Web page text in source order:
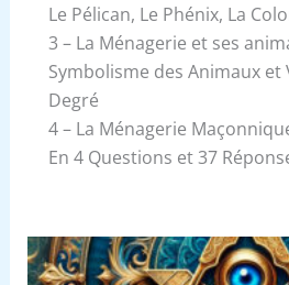
Le Pélican, Le Phénix, La
3 – La Ménagerie et ses
Symbolisme des Animaux et
Degré
4 – La Ménagerie
En 4 Questions et 37